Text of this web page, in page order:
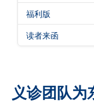
福利版
读者来函
义诊团队为